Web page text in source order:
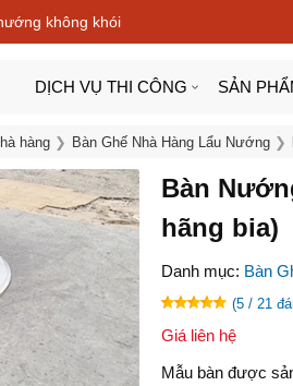
không khói
DỊCH VỤ THI CÔNG SẢN
hàng Bàn Ghế Nhà Hàng Lẩu Nướng
Bàn
hãng bia)
Danh mục: Bàn
(5 / 21
Giá liên hệ
Mẫu bàn được